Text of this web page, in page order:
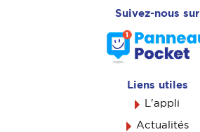
Suivez-nous sur
Liens utiles
L'appli
Actualités